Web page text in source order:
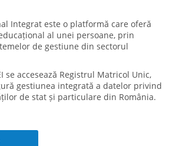
Integrat este o platformă care oferă
al unei persoane, prin
de gestiune din sectorul
se accesează Registrul Matricol Unic,
gestiunea integrată a datelor privind
de stat și particulare din România.